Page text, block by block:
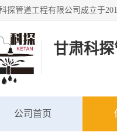
甘肃科
公司首页